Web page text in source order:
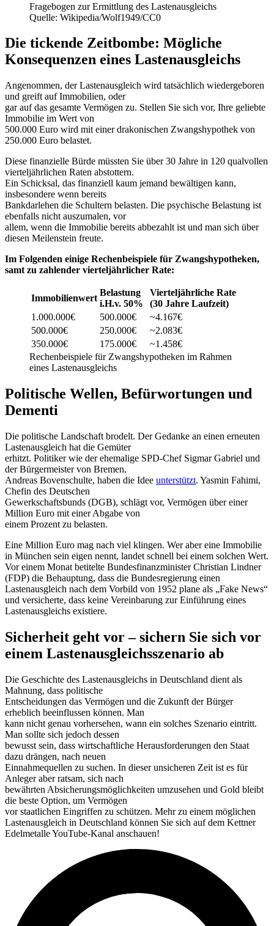
Fragebogen zur Ermittlung des Lastenausgleichs
Quelle: Wikipedia/Wolf1949/CC0
Die tickende Zeitbombe: Mögliche
Konsequenzen eines Lastenausgleichs
Angenommen, der Lastenausgleich wird tatsächlich wiedergeboren
und greift auf Immobilien, oder
gar auf das gesamte Vermögen zu. Stellen Sie sich vor, Ihre geliebte
Immobilie im Wert von
500.000 Euro wird mit einer drakonischen Zwangshypothek von
250.000 Euro belastet.
Diese finanzielle Bürde müssten Sie über 30 Jahre in 120 qualvollen
vierteljährlichen Raten abstottern.
Ein Schicksal, das finanziell kaum jemand bewältigen kann,
insbesondere wenn bereits
Bankdarlehen die Schultern belasten. Die psychische Belastung ist
ebenfalls nicht auszumalen, vor
allem, wenn die Immobilie bereits abbezahlt ist und man sich über
diesen Meilenstein freute.
Im Folgenden einige Rechenbeispiele für Zwangshypotheken,
samt zu zahlender vierteljährlicher Rate:
Immobilienwert
Belastung
i.H.v. 50%
Vierteljährliche Rate
(30 Jahre Laufzeit)
1.000.000€
500.000€
~4.167€
500.000€
250.000€
~2.083€
350.000€
175.000€
~1.458€
Rechenbeispiele für Zwangshypotheken im Rahmen
eines Lastenausgleichs
Politische Wellen, Befürwortungen und
Dementi
Die politische Landschaft brodelt. Der Gedanke an einen erneuten
Lastenausgleich hat die Gemüter
erhitzt. Politiker wie der ehemalige SPD-Chef Sigmar Gabriel und
der Bürgermeister von Bremen,
Andreas Bovenschulte, haben die Idee unterstützt. Yasmin Fahimi,
Chefin des Deutschen
Gewerkschaftsbunds (DGB), schlägt vor, Vermögen über einer
Million Euro mit einer Abgabe von
einem Prozent zu belasten.
Eine Million Euro mag nach viel klingen. Wer aber eine Immobilie
in München sein eigen nennt, landet schnell bei einem solchen Wert.
Vor einem Monat betitelte Bundesfinanzminister Christian Lindner
(FDP) die Behauptung, dass die Bundesregierung einen
Lastenausgleich nach dem Vorbild von 1952 plane als „Fake News“
und versicherte, dass keine Vereinbarung zur Einführung eines
Lastenausgleichs existiere.
Sicherheit geht vor – sichern Sie sich vor
einem Lastenausgleichsszenario ab
Die Geschichte des Lastenausgleichs in Deutschland dient als
Mahnung, dass politische
Entscheidungen das Vermögen und die Zukunft der Bürger
erheblich beeinflussen können. Man
kann nicht genau vorhersehen, wann ein solches Szenario eintritt.
Man sollte sich jedoch dessen
bewusst sein, dass wirtschaftliche Herausforderungen den Staat
dazu drängen, nach neuen
Einnahmequellen zu suchen. In dieser unsicheren Zeit ist es für
Anleger aber ratsam, sich nach
bewährten Absicherungsmöglichkeiten umzusehen und Gold bleibt
die beste Option, um Vermögen
vor staatlichen Eingriffen zu schützen. Mehr zu einem möglichen
Lastenausgleich in Deutschland können Sie sich auf dem Kettner
Edelmetalle YouTube-Kanal anschauen!